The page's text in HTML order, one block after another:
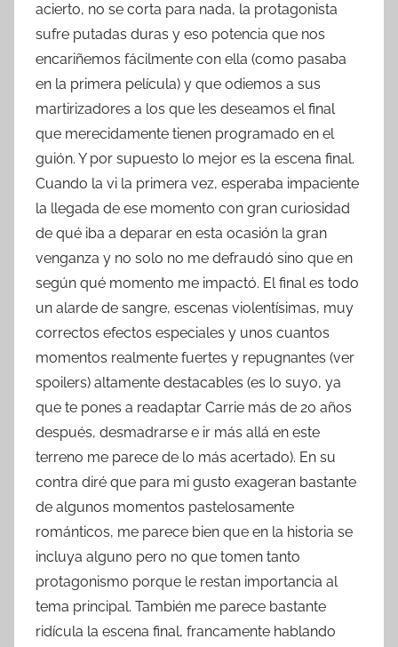
acierto, no se corta para nada, la protagonista
sufre putadas duras y eso potencia que nos
encariñemos fácilmente con ella (como pasaba
en la primera película) y que odiemos a sus
martirizadores a los que les deseamos el final
que merecidamente tienen programado en el
guión. Y por supuesto lo mejor es la escena final.
Cuando la vi la primera vez, esperaba impaciente
la llegada de ese momento con gran curiosidad
de qué iba a deparar en esta ocasión la gran
venganza y no solo no me defraudó sino que en
según qué momento me impactó. El final es todo
un alarde de sangre, escenas violentísimas, muy
correctos efectos especiales y unos cuantos
momentos realmente fuertes y repugnantes (ver
spoilers) altamente destacables (es lo suyo, ya
que te pones a readaptar Carrie más de 20 años
después, desmadrarse e ir más allá en este
terreno me parece de lo más acertado). En su
contra diré que para mi gusto exageran bastante
de algunos momentos pastelosamente
románticos, me parece bien que en la historia se
incluya alguno pero no que tomen tanto
protagonismo porque le restan importancia al
tema principal. También me parece bastante
ridícula la escena final, francamente hablando